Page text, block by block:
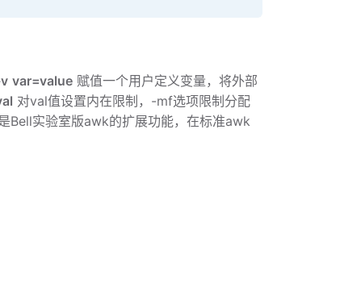
var=value 赋值一个用户定义变量，将外部
对val值设置内在限制，-mf选项限制分配
Bell实验室版awk的扩展功能，在标准awk